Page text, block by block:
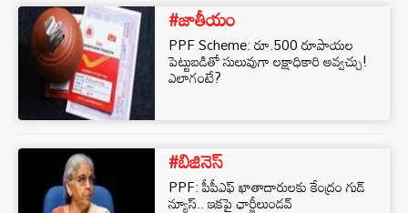
#జాతీయం
PPF Scheme: రూ.500 రూపాయల
పెట్టుబడితో సులువుగా లక్షాధికారి అవ్వచ్చు!
ఎలాగంటే?
#బిజినెస్‌
PPF: పీపీఎఫ్ ఖాతాదారులకు కేంద్రం గుడ్
న్యూస్.. ఇకపై ఛార్జీలుండవ్